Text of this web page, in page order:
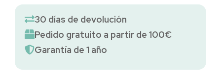
30 días de devolución
Pedido gratuito a partir de 100€
Garantía de 1 año